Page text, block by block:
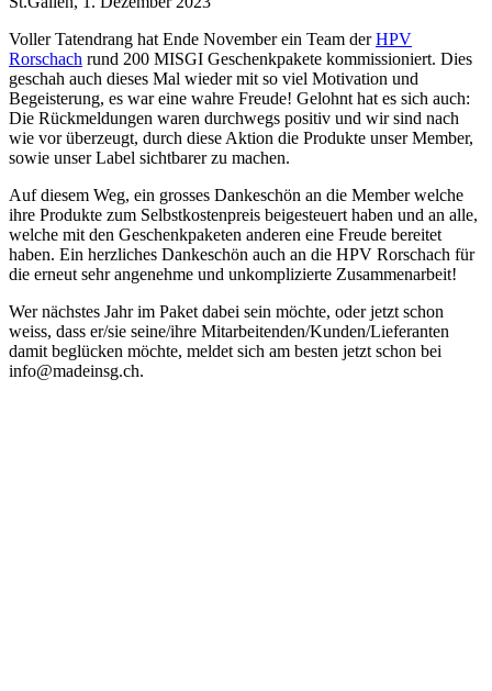
Voller Tatendrang hat Ende November ein Team derHPV
Rorschach rund 200 MISGI Geschenkpakete kommissioniert. Dies
geschah auch dieses Mal wieder mit so viel Motivation und
Begeisterung, es war eine wahre Freude! Gelohnt hat es sich auch:
Die Rückmeldungen waren durchwegs positiv und wir sind nach
wie vor überzeugt, durch diese Aktion die Produkte unser Member,
sowie unser Label sichtbarer zu machen.
Auf diesem Weg, ein grosses Dankeschön an die Member welche
ihre Produkte zum Selbstkostenpreis beigesteuert haben und an alle,
welche mit den Geschenkpaketen anderen eine Freude bereitet
haben. Ein herzliches Dankeschön auch an die HPV Rorschach für
die erneut sehr angenehme und unkomplizierte Zusammenarbeit!
Wer nächstes Jahr im Paket dabei sein möchte, oder jetzt schon
weiss, dass er/sie seine/ihre Mitarbeitenden/Kunden/Lieferanten
damit beglücken möchte, meldet sich am besten jetzt schon bei
info@madeinsg.ch.